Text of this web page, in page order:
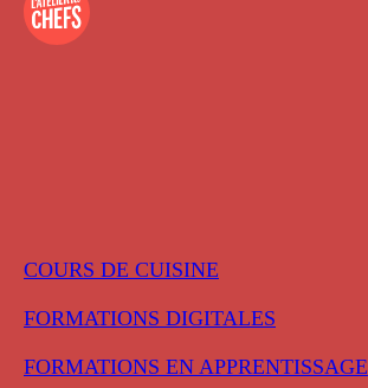
COURS DE CUISINE
FORMATIONS DIGITALES
FORMATIONS EN APPRENTISSAGE